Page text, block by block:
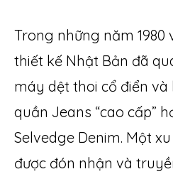
Trong những năm 1980
thiết kế Nhật Bản đã
máy dệt thoi cổ điển
quần Jeans “cao cấp”
Selvedge Denim. Một
được đón nhận và